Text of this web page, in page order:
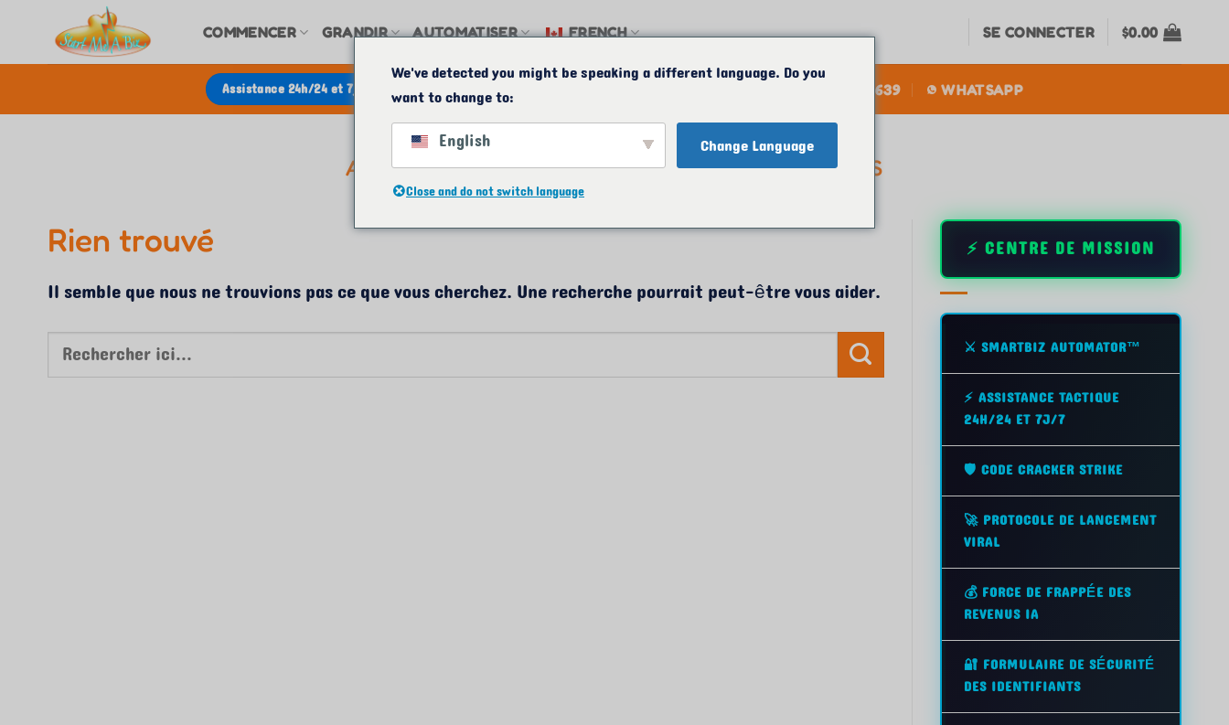
contenu
COMMENCER GRANDIR AUTOMATISER FRENCH SE CONNECTER $0.00
Assistance 24h/24 et 7j/7 | Demander un devis +1(305) 384-5639 WHATSAPP
ARCHIVES DE LA CATÉGORIE :ENGLISH CLASSES
Rien trouvé
Il semble que nous ne trouvions pas ce que vous cherchez. Une recherche pourrait peut-être vous aider.
⚡ CENTRE DE MISSION
⚔️ SMARTBIZ AUTOMATOR™
⚡ ASSISTANCE TACTIQUE
24H/24 ET 7J/7
🛡️ CODE CRACKER STRIKE
🚀 PROTOCOLE DE LANCEMENT
VIRAL
💰 FORCE DE FRAPPÉE DES
REVENUS IA
🔐 FORMULAIRE DE SÉCURITÉ
DES IDENTIFIANTS
We've detected you might be speaking a different language. Do you
want to change to:
English Change Language
Close and do not switch language